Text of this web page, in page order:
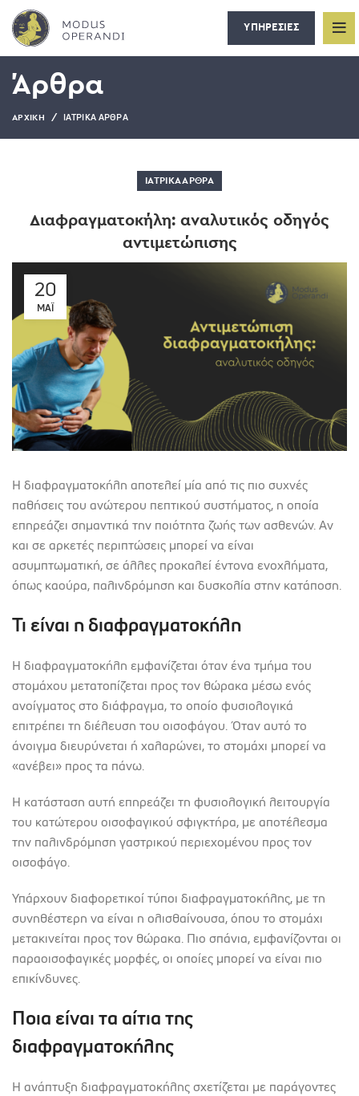
ΥΠΗΡΕΣΙΕΣ
Άρθρα
ΑΡΧΙΚΉ ΙΑΤΡΙΚΆ ΆΡΘΡΑ
ΙΑΤΡΙΚΆ ΆΡΘΡΑ
Διαφραγματοκήλη: αναλυτικός οδηγός
αντιμετώπισης
20
ΜΆΙ
Η διαφραγματοκήλη αποτελεί μία από τις πιο συχνές
παθήσεις του ανώτερου πεπτικού συστήματος, η οποία
επηρεάζει σημαντικά την ποιότητα ζωής των ασθενών. Αν
και σε αρκετές περιπτώσεις μπορεί να είναι
ασυμπτωματική, σε άλλες προκαλεί έντονα ενοχλήματα,
όπως καούρα, παλινδρόμηση και δυσκολία στην κατάποση.
Τι είναι η διαφραγματοκήλη
Η διαφραγματοκήλη εμφανίζεται όταν ένα τμήμα του
στομάχου μετατοπίζεται προς τον θώρακα μέσω ενός
ανοίγματος στο διάφραγμα, το οποίο φυσιολογικά
επιτρέπει τη διέλευση του οισοφάγου. Όταν αυτό το
άνοιγμα διευρύνεται ή χαλαρώνει, το στομάχι μπορεί να
«ανέβει» προς τα πάνω.
Η κατάσταση αυτή επηρεάζει τη φυσιολογική λειτουργία
του κατώτερου οισοφαγικού σφιγκτήρα, με αποτέλεσμα
την παλινδρόμηση γαστρικού περιεχομένου προς τον
οισοφάγο.
Υπάρχουν διαφορετικοί τύποι διαφραγματοκήλης, με τη
συνηθέστερη να είναι η ολισθαίνουσα, όπου το στομάχι
μετακινείται προς τον θώρακα. Πιο σπάνια, εμφανίζονται οι
παραοισοφαγικές μορφές, οι οποίες μπορεί να είναι πιο
επικίνδυνες.
Ποια είναι τα αίτια της
διαφραγματοκήλης
Η ανάπτυξη διαφραγματοκήλης σχετίζεται με παράγοντες